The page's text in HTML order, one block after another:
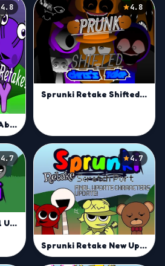
4.8
Sprunki Retake But Abgerny
4.8
Sprunki Retake Shifted | Remix Your Sprunki Sound Today
4.7
Sprunki Retake Final Update | Master Mix and Groove
4.7
Sprunki Retake New Update | Unleash Your Remix Skills Online